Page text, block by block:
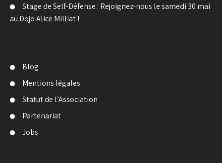
Stage de Self-Défense : Rejoignez-nous le samedi 30 mai
au Dojo Alice Milliat !
Blog
Mentions légales
Statut de l’Association
Partenariat
Jobs